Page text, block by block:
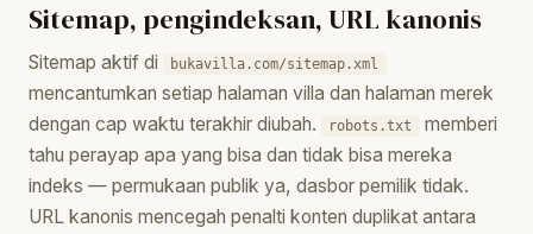
Sitemap, pengindeksan, URL kanonis
Sitemap aktif di bukavilla.com/sitemap.xml
mencantumkan setiap halaman villa dan halaman merek
dengan cap waktu terakhir diubah.
robots.txt
memberi
tahu perayap apa yang bisa dan tidak bisa mereka
indeks — permukaan publik ya, dasbor pemilik tidak.
URL kanonis mencegah penalti konten duplikat antara